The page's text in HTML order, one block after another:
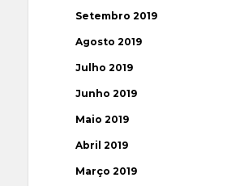
Setembro 2019
Agosto 2019
Julho 2019
Junho 2019
Maio 2019
Abril 2019
Março 2019